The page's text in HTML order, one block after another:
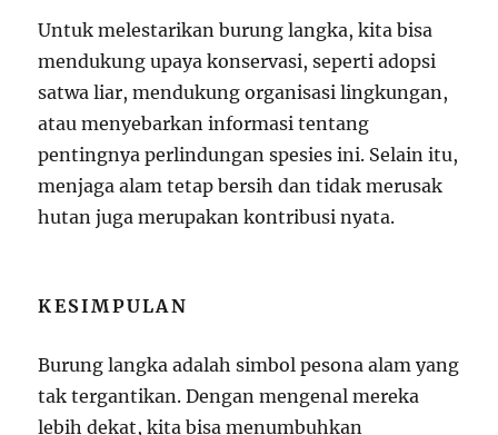
Untuk melestarikan burung langka, kita bisa
mendukung upaya konservasi, seperti adopsi
satwa liar, mendukung organisasi lingkungan,
atau menyebarkan informasi tentang
pentingnya perlindungan spesies ini. Selain itu,
menjaga alam tetap bersih dan tidak merusak
hutan juga merupakan kontribusi nyata.
KESIMPULAN
Burung langka adalah simbol pesona alam yang
tak tergantikan. Dengan mengenal mereka
lebih dekat, kita bisa menumbuhkan